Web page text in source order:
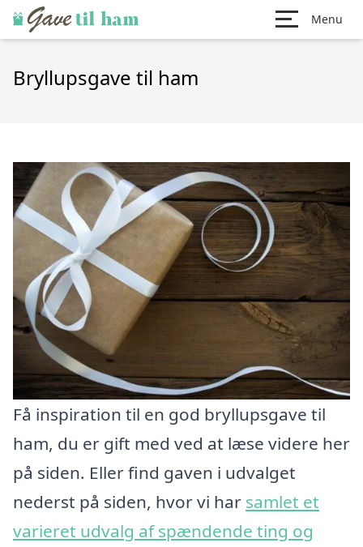
Menu
Bryllupsgave til ham
Få inspiration til en god bryllupsgave til
ham, du er gift med ved at læse videre her
på siden. Eller find gaven i udvalget
nederst på siden, hvor vi har samlet et
varieret udvalg af spændende ting og